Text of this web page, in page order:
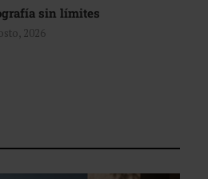
sin límites
2026